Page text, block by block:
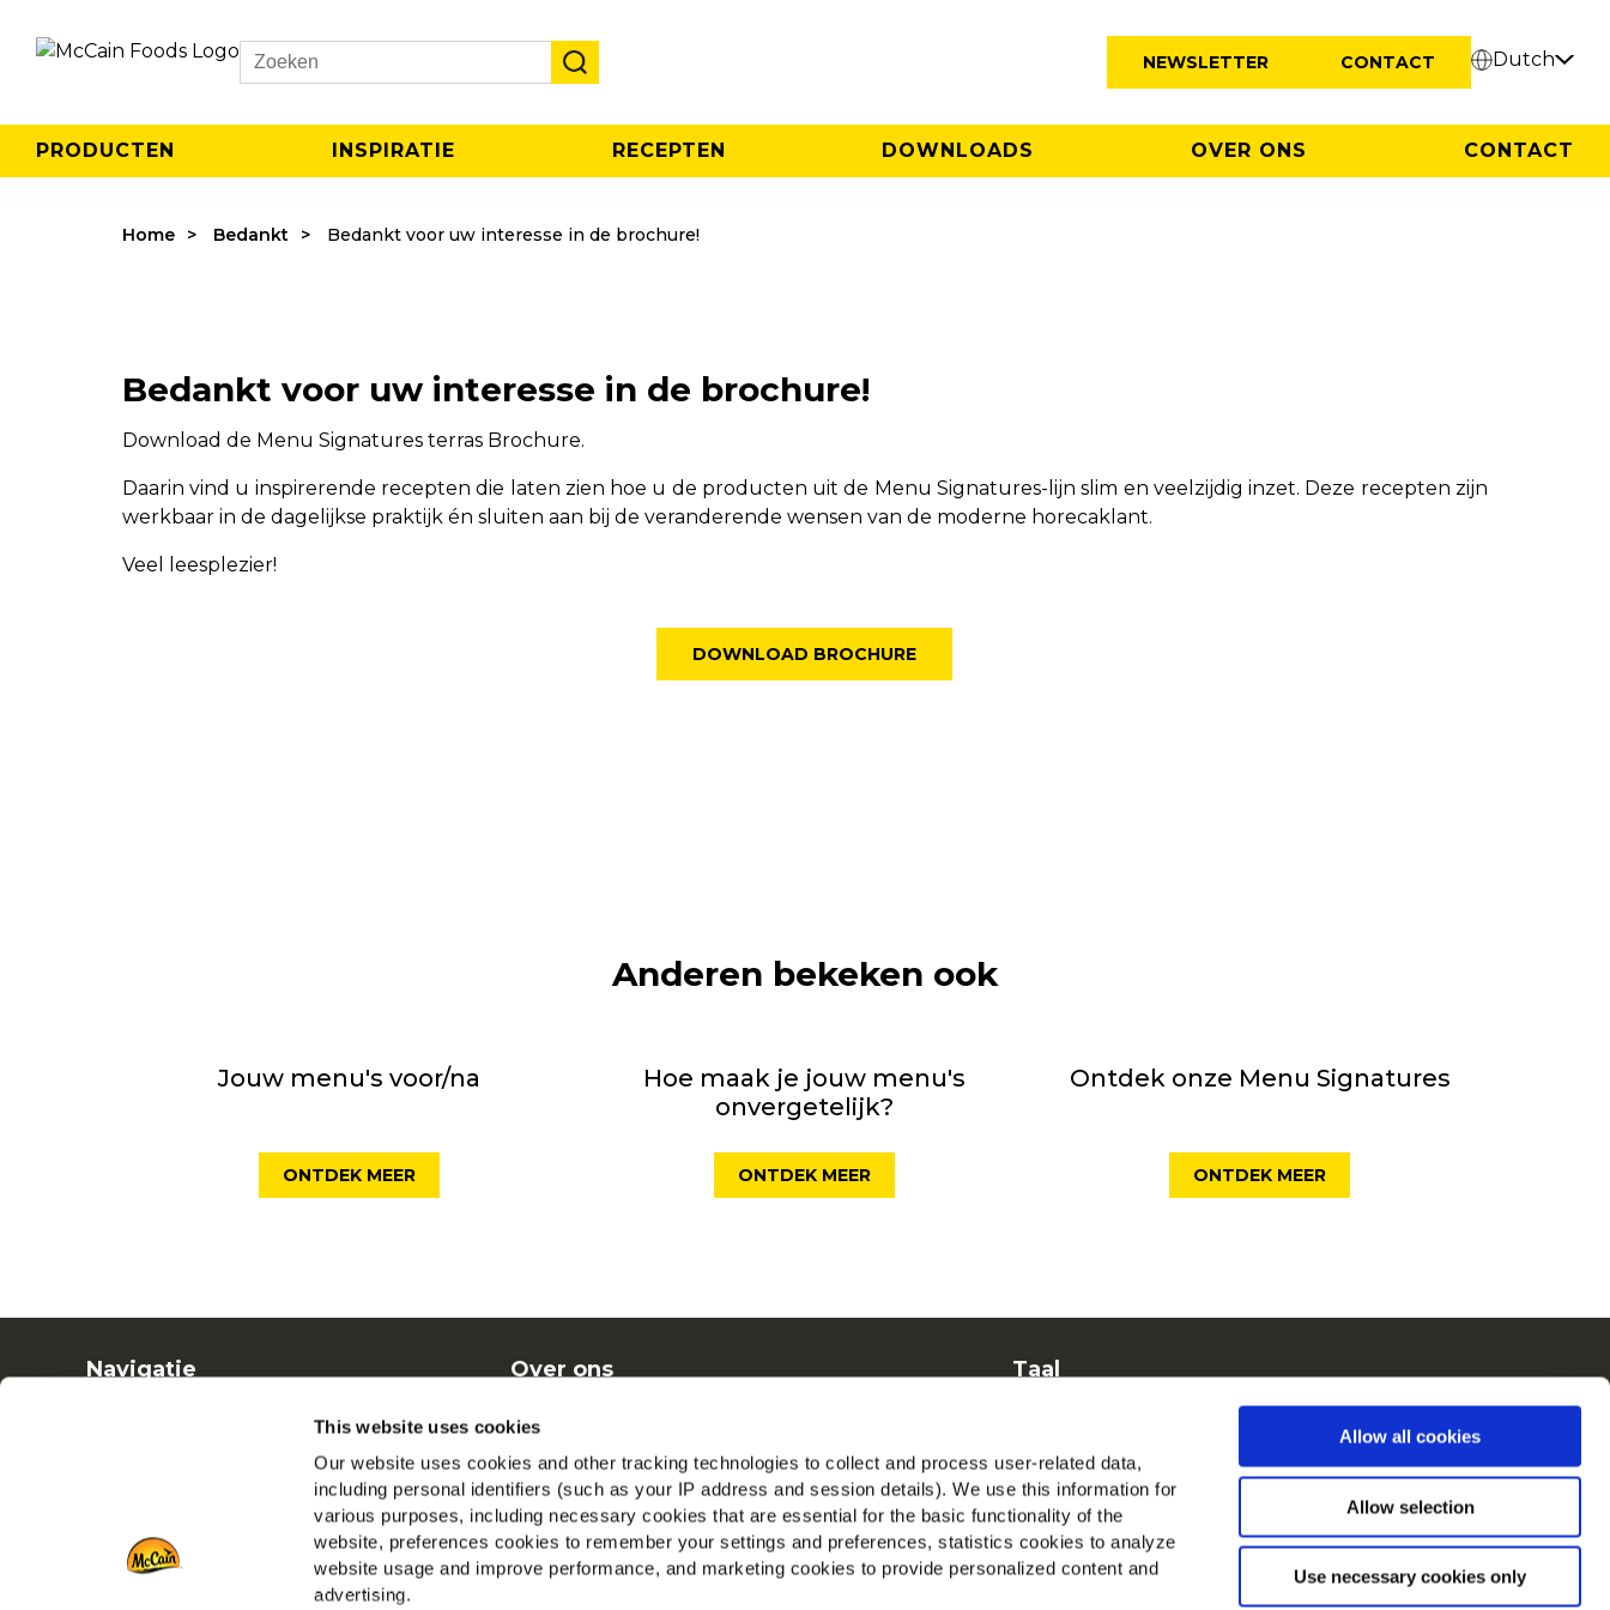
This website uses cookies
Our website uses cookies and other tracking technologies to collect and process user-related data,
including personal identifiers (such as your IP address and session details). We use this information for
various purposes, including necessary cookies that are essential for the basic functionality of the
website, preferences cookies to remember your settings and preferences, statistics cookies to analyze
website usage and improve performance, and marketing cookies to provide personalized content and
advertising.
Allow all cookies
Allow selection
Use necessary cookies only
Search
NEWSLETTER CONTACT Dutch
PRODUCTEN INSPIRATIE RECEPTEN DOWNLOADS OVER ONS CONTACT
Home Bedankt Bedankt voor uw interesse in de brochure!
Bedankt voor uw interesse in de brochure!
Download de Menu Signatures terras Brochure.
Daarin vind u inspirerende recepten die laten zien hoe u de producten uit de Menu Signatures-lijn slim en veelzijdig inzet. Deze recepten zijn
werkbaar in de dagelijkse praktijk én sluiten aan bij de veranderende wensen van de moderne horecaklant.
Veel leesplezier!
DOWNLOAD BROCHURE
Anderen bekeken ook
Jouw menu's voor/na
ONTDEK MEER
Hoe maak je jouw menu's
onvergetelijk?
ONTDEK MEER
Ontdek onze Menu Signatures
ONTDEK MEER
Navigatie
Downloads
Contact
Over ons
Veelgestelde vragen
Taal
McCain in Europa
Bekijk alle landen
Vind ons op